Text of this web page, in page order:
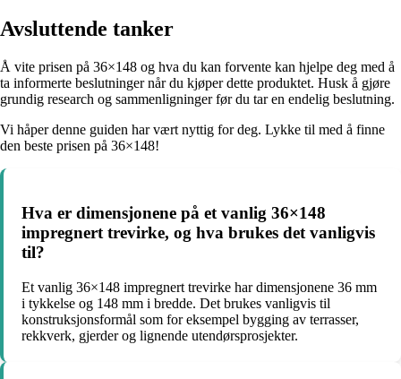
Avsluttende tanker
Å vite prisen på 36×148 og hva du kan forvente kan hjelpe deg med å
ta informerte beslutninger når du kjøper dette produktet. Husk å gjøre
grundig research og sammenligninger før du tar en endelig beslutning.
Vi håper denne guiden har vært nyttig for deg. Lykke til med å finne
den beste prisen på 36×148!
Hva er dimensjonene på et vanlig 36×148
impregnert trevirke, og hva brukes det vanligvis
til?
Et vanlig 36×148 impregnert trevirke har dimensjonene 36 mm
i tykkelse og 148 mm i bredde. Det brukes vanligvis til
konstruksjonsformål som for eksempel bygging av terrasser,
rekkverk, gjerder og lignende utendørsprosjekter.